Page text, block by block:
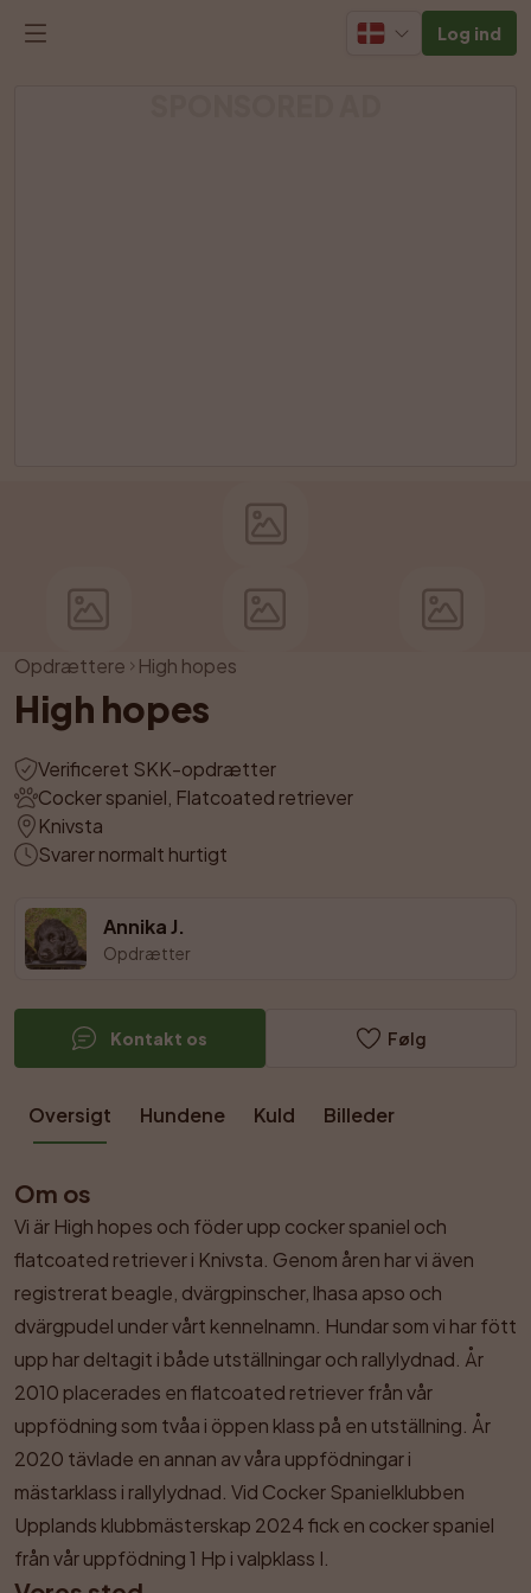
Log ind
Opdrættere High hopes
High hopes
Verificeret SKK-opdrætter
Cocker spaniel, Flatcoated retriever
Knivsta
Svarer normalt hurtigt
Annika J.
Opdrætter
Kontakt os Følg
Oversigt Hundene Kuld Billeder
Om os
Vi är High hopes och föder upp cocker spaniel och
flatcoated retriever i Knivsta. Genom åren har vi även
registrerat beagle, dvärgpinscher, lhasa apso och
dvärgpudel under vårt kennelnamn. Hundar som vi har fött
upp har deltagit i både utställningar och rallylydnad. År
2010 placerades en flatcoated retriever från vår
uppfödning som tvåa i öppen klass på en utställning. År
2020 tävlade en annan av våra uppfödningar i
mästarklass i rallylydnad. Vid Cocker Spanielklubben
Upplands klubbmästerskap 2024 fick en cocker spaniel
från vår uppfödning 1 Hp i valpklass I.